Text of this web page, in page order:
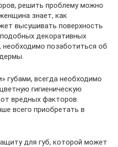
решить проблему можно
знает, как
высушивать поверхность
декоративных
необходимо позаботиться об
губами, всегда необходимо
гигиеническую
вредных факторов.
всего приобретать в
для губ, которой может